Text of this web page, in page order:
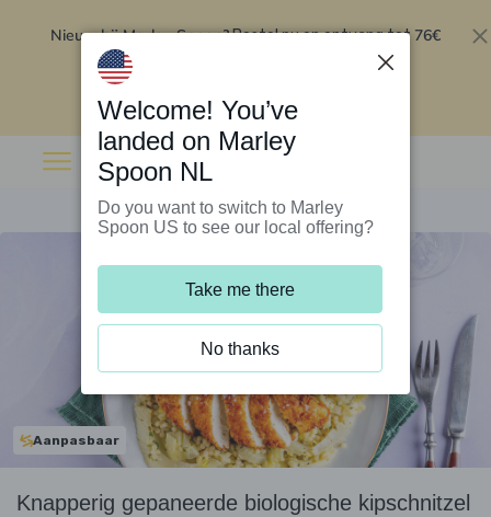
Nieuw bij Marley Spoon?Bestel nu en ontvang tot 76€
Aanpasbaar
Knapperig gepaneerde biologische kipschnitzel
Welcome! You’ve
landed on Marley
Spoon NL
Do you want to switch to Marley
Spoon US to see our local offering?
Take me there
No thanks